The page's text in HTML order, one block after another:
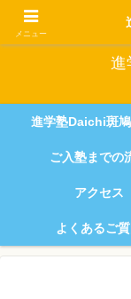
塾生全員
進
進学塾Daichi斑
ご入塾までの
アクセス
よくあるご質
メニュー